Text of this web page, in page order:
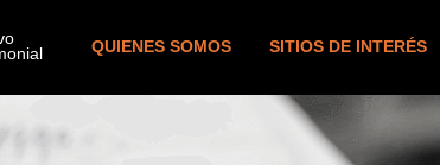
QUIENES SOMOS SITIOS DE INTERÉS